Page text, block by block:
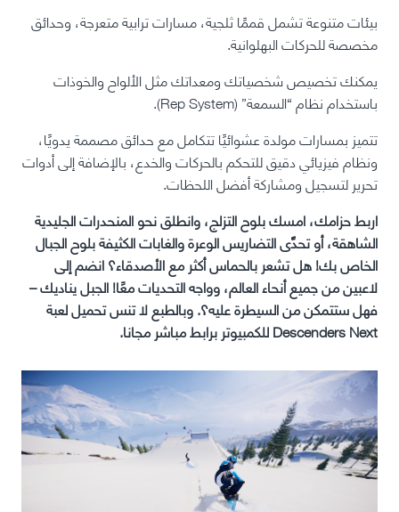
بيئات متنوعة تشمل قممًا ثلجية، مسارات ترابية متعرجة، وحدائق
مخصصة للحركات البهلوانية.
يمكنك تخصيص شخصياتك ومعداتك مثل الألواح والخوذات
باستخدام نظام “السمعة” (Rep System).
تتميز بمسارات مولدة عشوائيًا تتكامل مع حدائق مصممة يدويًا،
ونظام فيزيائي دقيق للتحكم بالحركات والخدع، بالإضافة إلى أدوات
تحرير لتسجيل ومشاركة أفضل اللحظات.
اربط حزامك، امسك بلوح التزلج، وانطلق نحو المنحدرات الجليدية
الشاهقة، أو تحدَّى التضاريس الوعرة والغابات الكثيفة بلوح الجبال
الخاص بك! هل تشعر بالحماس أكثر مع الأصدقاء؟ انضم إلى
لاعبين من جميع أنحاء العالم، وواجه التحديات معًا! الجبل يناديك –
فهل ستتمكن من السيطرة عليه؟. وبالطبع لا تنس تحميل لعبة
Descenders Next للكمبيوتر برابط مباشر مجانا.